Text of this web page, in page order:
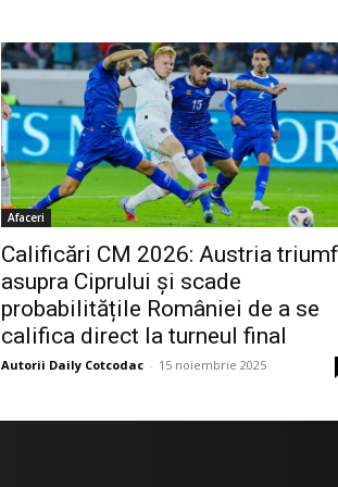
Afaceri
Calificări CM 2026: Austria
asupra Ciprului și scade
probabilitățile României de a se
califica direct la turneul final
Autorii Daily Cotcodac - 15 noiembrie 2025